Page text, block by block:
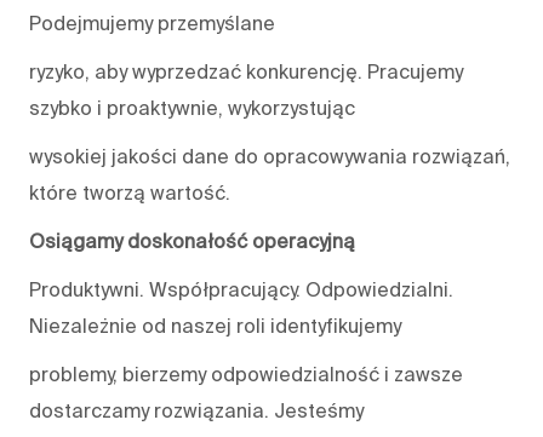
Podejmujemy przemyślane
ryzyko, aby wyprzedzać konkurencję. Pracujemy
szybko i proaktywnie, wykorzystując
wysokiej jakości dane do opracowywania rozwiązań,
które tworzą wartość.
Osiągamy doskonałość operacyjną
Produktywni. Współpracujący. Odpowiedzialni.
Niezależnie od naszej roli identyfikujemy
problemy, bierzemy odpowiedzialność i zawsze
dostarczamy rozwiązania. Jesteśmy